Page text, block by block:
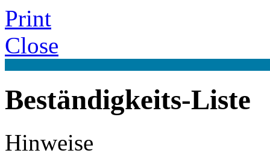
Print
Close
Beständigkeits-Liste
Hinweise